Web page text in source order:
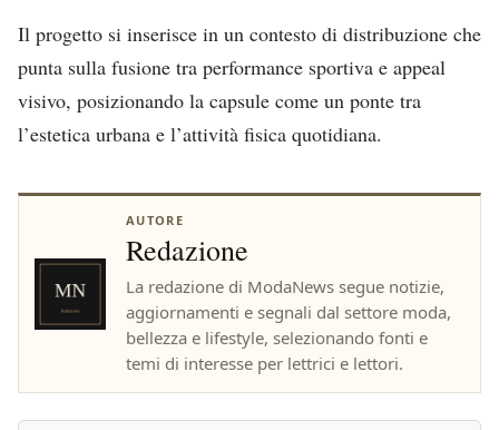
Il progetto si inserisce in un contesto di distribuzione che
punta sulla fusione tra performance sportiva e appeal
visivo, posizionando la capsule come un ponte tra
l’estetica urbana e l’attività fisica quotidiana.
AUTORE
Redazione
La redazione di ModaNews segue notizie,
aggiornamenti e segnali dal settore moda,
bellezza e lifestyle, selezionando fonti e
temi di interesse per lettrici e lettori.